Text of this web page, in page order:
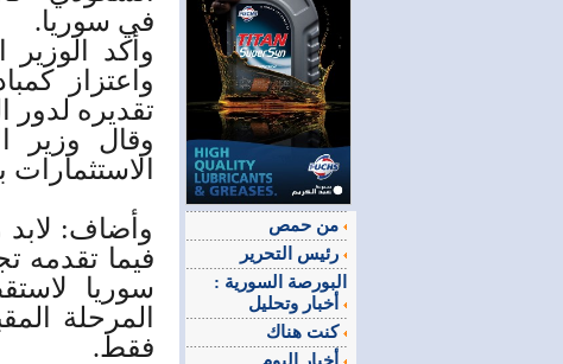
في سوريا.
وأكد
واعتزاز
تقديره لدور
وقال وزير
وأضاف: لابد
فيما تقدمه
سوريا
المرحلة
فقط.
البورصة السورية :
كنت هناك